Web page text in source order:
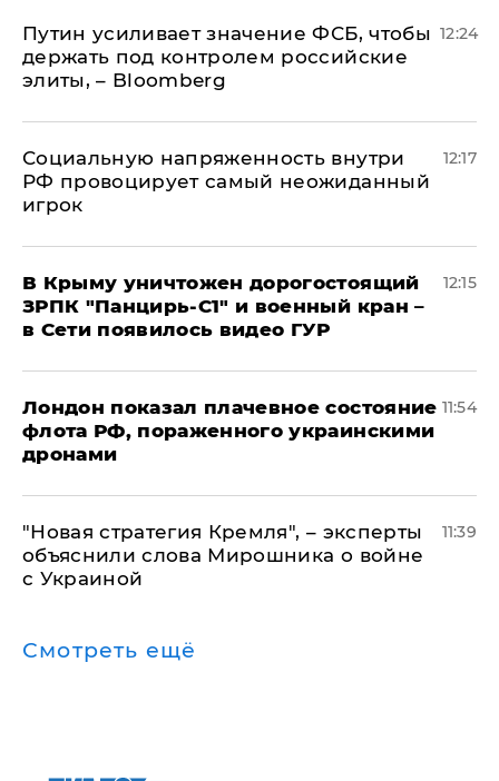
Путин усиливает значение ФСБ, чтобы
держать под контролем российские
элиты, – Bloomberg
12:24
Социальную напряженность внутри
РФ провоцирует самый неожиданный
игрок
12:17
В Крыму уничтожен дорогостоящий
ЗРПК "Панцирь-С1" и военный кран –
в Сети появилось видео ГУР
12:15
Лондон показал плачевное состояние
флота РФ, пораженного украинскими
дронами
11:54
"Новая стратегия Кремля", – эксперты
объяснили слова Мирошника о войне
с Украиной
11:39
Смотреть ещё